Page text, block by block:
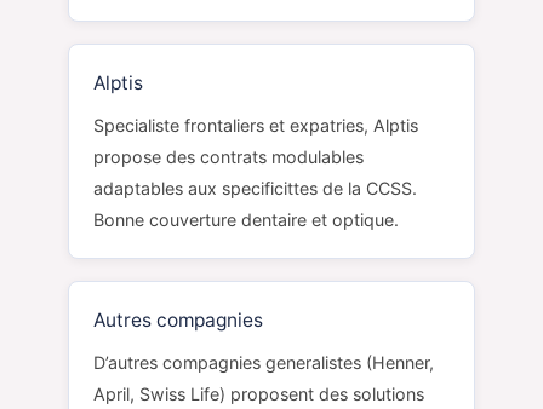
Alptis
Specialiste frontaliers et expatries, Alptis
propose des contrats modulables
adaptables aux specificittes de la CCSS.
Bonne couverture dentaire et optique.
Autres compagnies
D’autres compagnies generalistes (Henner,
April, Swiss Life) proposent des solutions